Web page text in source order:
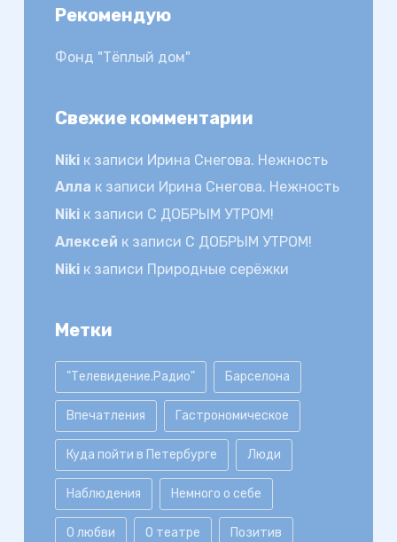
Рекомендую
Фонд "Тёплый дом"
Свежие комментарии
Nikiк записи Ирина Снегова. Нежность
Алла к записи Ирина Снегова. Нежность
Nikiк записи С ДОБРЫМ УТРОМ!
Алексей к записи С ДОБРЫМ УТРОМ!
Nikiк записи Природные серёжки
Метки
"Телевидение.Радио" Барселона
Впечатления Гастрономическое
Куда пойти в Петербурге Люди
Наблюдения Немного о себе
О любви О театре Позитив